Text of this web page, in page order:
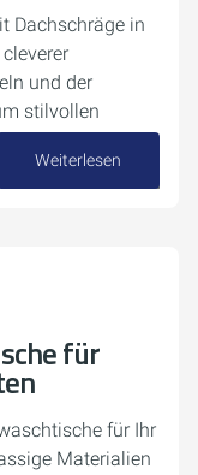
Dachschräge in
und der
stilvollen
Weiterlesen
für
für Ihr
Materialien